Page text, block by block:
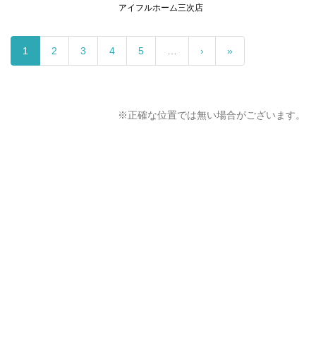
アイフルホーム三次店
1 2 3 4 5 › »
※正確な位置では無い場合がございます。